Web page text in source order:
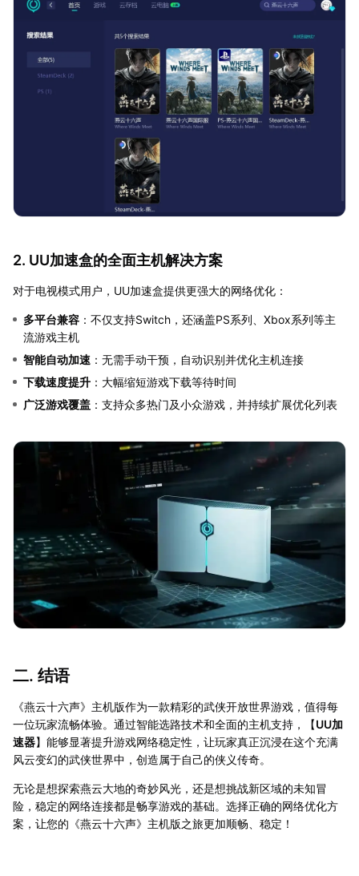
2. UU加速盒的全面主机解决方案
对于电视模式用户，UU加速盒提供更强大的网络优化：
多平台兼容 ：不仅支持Switch，还涵盖PS系列、Xbox系列等主
流游戏主机
智能自动加速 ：无需手动干预，自动识别并优化主机连接
下载速度提升 ：大幅缩短游戏下载等待时间
广泛游戏覆盖 ：支持众多热门及小众游戏，并持续扩展优化列表
二. 结语
《燕云十六声》主机版作为一款精彩的武侠开放世界游戏，值得每
一位玩家流畅体验。通过智能选路技术和全面的主机支持，【UU加
速器】能够显著提升游戏网络稳定性，让玩家真正沉浸在这个充满
风云变幻的武侠世界中，创造属于自己的侠义传奇。
无论是想探索燕云大地的奇妙风光，还是想挑战新区域的未知冒
险，稳定的网络连接都是畅享游戏的基础。选择正确的网络优化方
案，让您的《燕云十六声》主机版之旅更加顺畅、稳定！